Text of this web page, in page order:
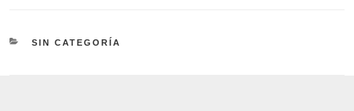
CATEGORÍAS
SIN CATEGORÍA